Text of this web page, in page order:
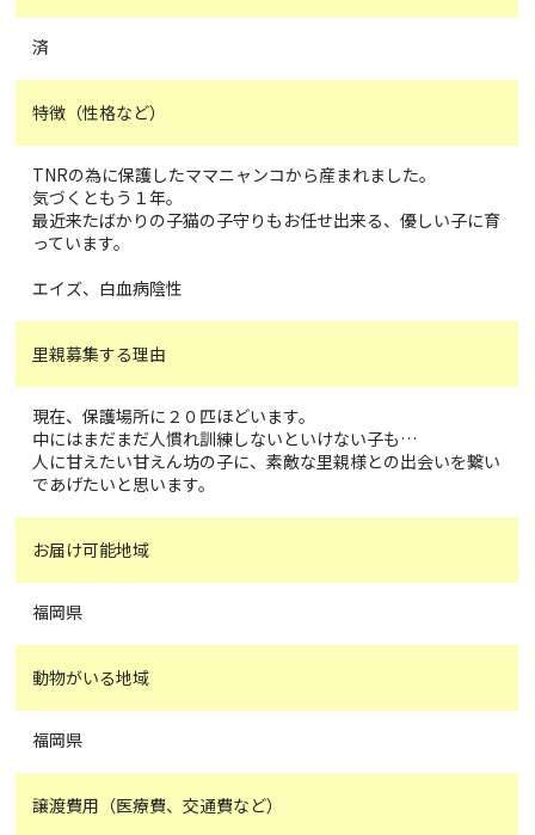
済
特徴（性格など）
TNRの為に保護したママニャンコから産まれました。
気づくともう１年。
最近来たばかりの子猫の子守りもお任せ出来る、優しい子に育
っています。
エイズ、白血病陰性
里親募集する理由
現在、保護場所に２０匹ほどいます。
中にはまだまだ人慣れ訓練しないといけない子も…
人に甘えたい甘えん坊の子に、素敵な里親様との出会いを繋い
であげたいと思います。
お届け可能地域
福岡県
動物がいる地域
福岡県
譲渡費用（医療費、交通費など）